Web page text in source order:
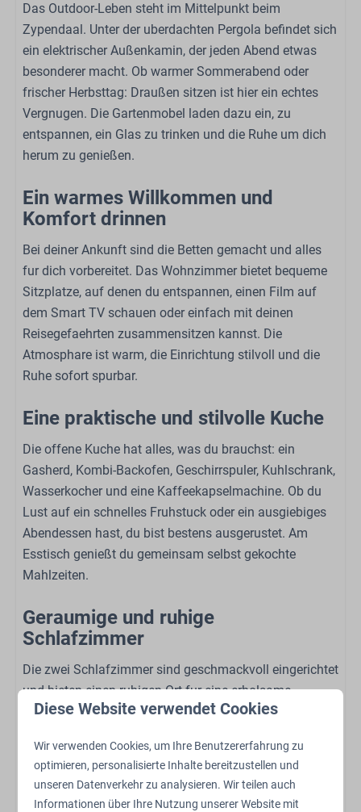
Spülbecken: 1
Anzahl der Badezimmer: 1
Dusche
Toilette
Schlafzimmer
Doppelbett: 1
Garderobe
Bettzeug
Außenbereich
Gartenmöbel
Elektrischer Außenkamin
Pergola
Garten
Familie/Kinder
Babybed (op aanvraag)
Sport und Aktivitäten
Freibad
Spielplatz im Freien
Streichelzoo
Trampolin
Restaurant
Ladestation für Elektrofahrräder
Ladestation für Elektroautos
Das Outdoor-Leben steht im Mittelpunkt beim
Zypendaal. Unter der uberdachten Pergola befindet sich
ein elektrischer Außenkamin, der jeden Abend etwas
besonderer macht. Ob warmer Sommerabend oder
frischer Herbsttag: Draußen sitzen ist hier ein echtes
Vergnugen. Die Gartenmobel laden dazu ein, zu
entspannen, ein Glas zu trinken und die Ruhe um dich
herum zu genießen.
Ein warmes Willkommen und
Komfort drinnen
Bei deiner Ankunft sind die Betten gemacht und alles
fur dich vorbereitet. Das Wohnzimmer bietet bequeme
Sitzplatze, auf denen du entspannen, einen Film auf
dem Smart TV schauen oder einfach mit deinen
Reisegefaehrten zusammensitzen kannst. Die
Atmosphare ist warm, die Einrichtung stilvoll und die
Ruhe sofort spurbar.
Eine praktische und stilvolle Kuche
Die offene Kuche hat alles, was du brauchst: ein
Gasherd, Kombi-Backofen, Geschirrspuler, Kuhlschrank,
Wasserkocher und eine Kaffeekapselmachine. Ob du
Lust auf ein schnelles Fruhstuck oder ein ausgiebiges
Abendessen hast, du bist bestens ausgerustet. Am
Esstisch genießt du gemeinsam selbst gekochte
Mahlzeiten.
Geraumige und ruhige
Schlafzimmer
Die zwei Schlafzimmer sind geschmackvoll eingerichtet
und bieten einen ruhigen Ort fur eine erholsame
Nachtruhe. Mit einem Doppelbett, einem Einzelbett und
sofort wie zu Hause. Ein Reisebett und ein Kinderstuhl
sind auf Anfrage erhaltlich.
Diese Website verwendet Cookies
Wir verwenden Cookies, um Ihre Benutzererfahrung zu
optimieren, personalisierte Inhalte bereitzustellen und
unseren Datenverkehr zu analysieren. Wir teilen auch
Informationen über Ihre Nutzung unserer Website mit